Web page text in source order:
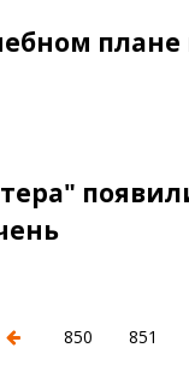
850 851